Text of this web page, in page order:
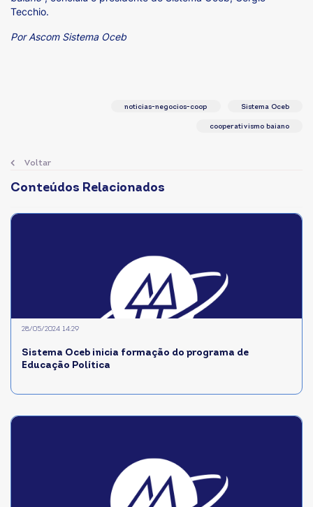
Tecchio.
Por Ascom Sistema Oceb
Voltar
noticias-negocios-coop Sistema Oceb
cooperativismo baiano
Conteúdos Relacionados
Sistema Oceb inicia formação do programa de
Educação Política
28/05/2024 14:29